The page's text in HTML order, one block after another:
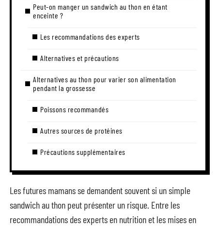
Peut-on manger un sandwich au thon en étant
enceinte ?
Les recommandations des experts
Alternatives et précautions
Alternatives au thon pour varier son alimentation
pendant la grossesse
Poissons recommandés
Autres sources de protéines
Précautions supplémentaires
Les futures mamans se demandent souvent si un simple
sandwich au thon peut présenter un risque. Entre les
recommandations des experts en nutrition et les mises en